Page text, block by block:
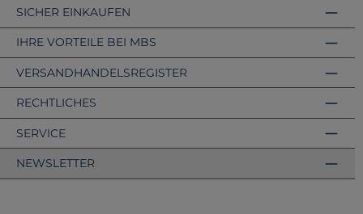
VERSANDHANDELSREGISTER
SICHER EINKAUFEN
IHRE VORTEILE BEI MBS
RECHTLICHES
SERVICE
NEWSLETTER